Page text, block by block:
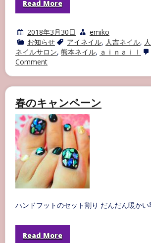
Read More
2018年3月30日
emiko
お知らせ
アイネイル, 人吉ネイル,
ネイルサロン, 熊本ネイル, ａｉｎａｉｌ
Commenton
ン
プ
チ
ッ
プ
作
成
中
春のキャンペーン
ハンドフットのセット割り だんだん暖かい
Read More